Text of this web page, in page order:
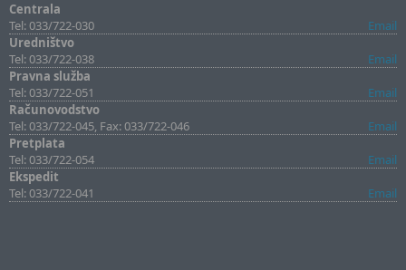
Centrala
Tel: 033/722-030
Email
Uredništvo
Tel: 033/722-038
Email
Pravna služba
Tel: 033/722-051
Email
Računovodstvo
Tel: 033/722-045, Fax: 033/722-046
Email
Pretplata
Tel: 033/722-054
Email
Ekspedit
Tel: 033/722-041
Email